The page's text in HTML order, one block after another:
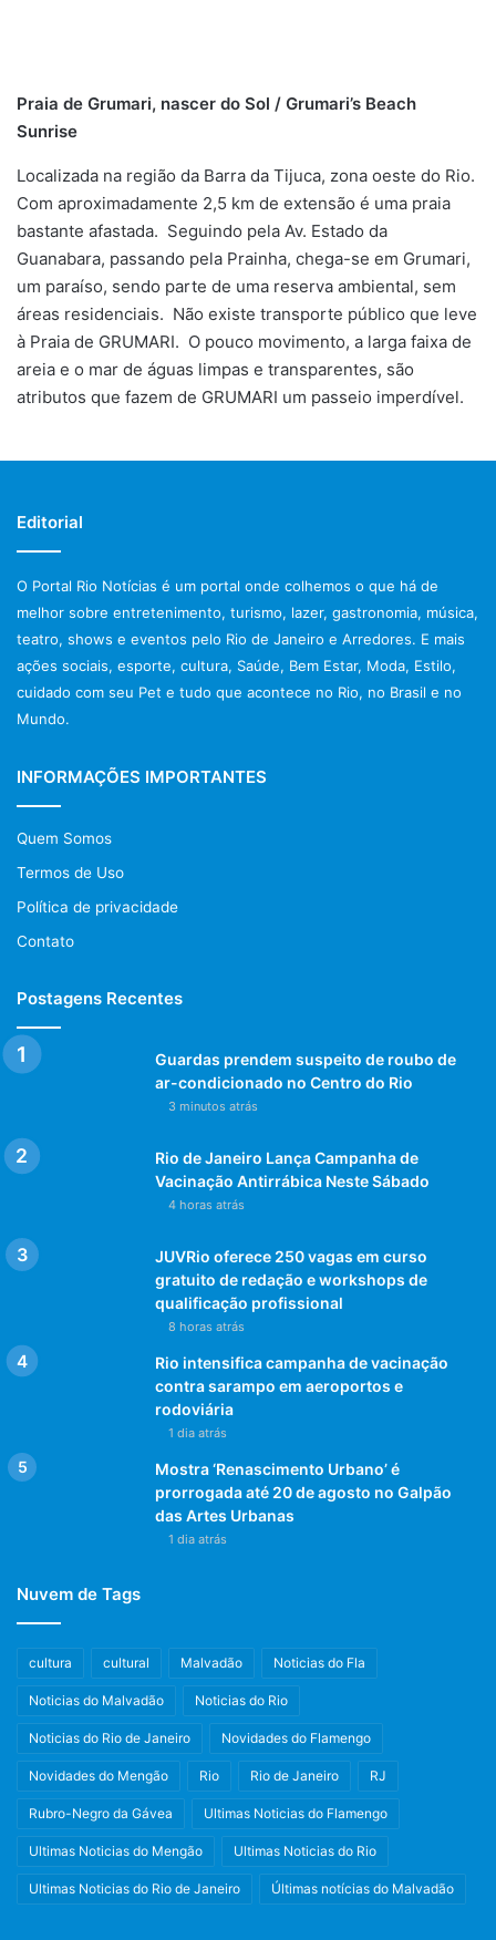
Praia de Grumari, nascer do Sol / Grumari’s Beach
Sunrise
Localizada na região da Barra da Tijuca, zona oeste do Rio.
Com aproximadamente 2,5 km de extensão é uma praia
bastante afastada. Seguindo pela Av. Estado da
Guanabara, passando pela Prainha, chega-se em Grumari,
um paraíso, sendo parte de uma reserva ambiental, sem
áreas residenciais. Não existe transporte público que leve
à Praia de GRUMARI. O pouco movimento, a larga faixa de
areia e o mar de águas limpas e transparentes, são
atributos que fazem de GRUMARI um passeio imperdível.
Editorial
O Portal Rio Notícias é um portal onde colhemos o que há de
melhor sobre entretenimento, turismo, lazer, gastronomia, música,
teatro, shows e eventos pelo Rio de Janeiro e Arredores. E mais
ações sociais, esporte, cultura, Saúde, Bem Estar, Moda, Estilo,
cuidado com seu Pet e tudo que acontece no Rio, no Brasil e no
Mundo.
INFORMAÇÕES IMPORTANTES
Quem Somos
Termos de Uso
Política de privacidade
Contato
Postagens Recentes
Guardas prendem suspeito de roubo de
ar-condicionado no Centro do Rio
3 minutos atrás
Rio de Janeiro Lança Campanha de
Vacinação Antirrábica Neste Sábado
4 horas atrás
JUVRio oferece 250 vagas em curso
gratuito de redação e workshops de
qualificação profissional
8 horas atrás
Rio intensifica campanha de vacinação
contra sarampo em aeroportos e
rodoviária
1 dia atrás
Mostra ‘Renascimento Urbano’ é
prorrogada até 20 de agosto no Galpão
das Artes Urbanas
1 dia atrás
Nuvem de Tags
cultura cultural Malvadão Noticias do Fla
Noticias do Malvadão Noticias do Rio
Noticias do Rio de Janeiro Novidades do Flamengo
Novidades do Mengão Rio Rio de Janeiro RJ
Rubro-Negro da Gávea Ultimas Noticias do Flamengo
Ultimas Noticias do Mengão Ultimas Noticias do Rio
Ultimas Noticias do Rio de Janeiro Últimas notícias do Malvadão